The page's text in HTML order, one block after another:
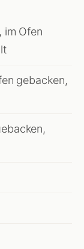
im Ofen
gebacken,